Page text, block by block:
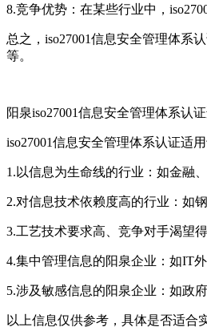
8.竞争优势：在某些行业中，
总之，iso27001信息安全管理体系
等。
阳泉iso27001信息安全管理体系认
iso27001信息安全管理体系认证适
1.以信息为生命线的行业：如金融
2.对信息技术依赖度高的行业：如
3.工艺技术要求高、竞争对手渴望
4.集中管理信息的阳泉企业：如IT
5.涉及敏感信息的阳泉企业：如政
以上信息仅供参考，具体是否适合